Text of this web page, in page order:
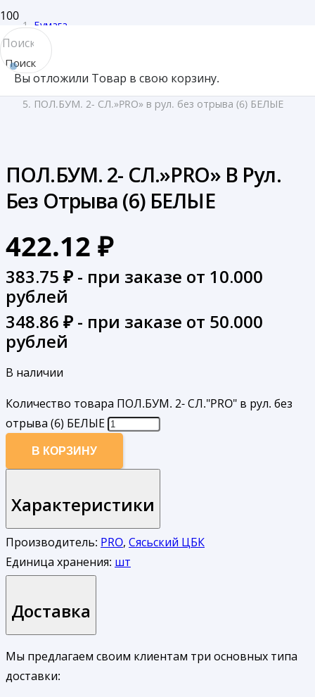
Поиск
товара
Вы отложили Товар в свою корзину.
Бумага
Бумажные полотенца
/
ПОЛ.БУМ. 2- СЛ.»PRO» в рул. без отрыва (6) БЕЛЫЕ
ПОЛ.БУМ. 2- СЛ.»PRO» В Рул.
Без Отрыва (6) БЕЛЫЕ
422.12 ₽
383.75 ₽ - при заказе от 10.000
рублей
348.86 ₽ - при заказе от 50.000
рублей
В наличии
Количество товара ПОЛ.БУМ. 2- СЛ."PRO" в рул. без
отрыва (6) БЕЛЫЕ
В КОРЗИНУ
Характеристики
Производитель: PRO, Сясьский ЦБК
Единица хранения: шт
Доставка
Мы предлагаем своим клиентам три основных типа
доставки: